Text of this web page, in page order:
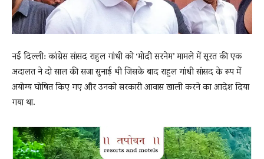
LIVE
नई दिल्ली: कांग्रेस सांसद राहुल गांधी को ‘मोदी सरनेम’ मामले में सूरत की एक
अदालत ने दो साल की सजा सुनाई थी जिसके बाद राहुल गांधी सांसद के रूप में
अयोग्य घोषित किए गए और उनको सरकारी आवास खाली करने का आदेश दिया
गया था.